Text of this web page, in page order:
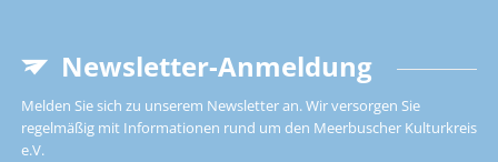
Newsletter-Anmeldung
Melden Sie sich zu unserem Newsletter an. Wir versorgen Sie
regelmäßig mit Informationen rund um den Meerbuscher Kulturkreis
e.V.